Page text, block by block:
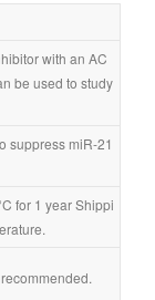
with an AC
be used to study
suppress miR-21
for 1 year Shippi